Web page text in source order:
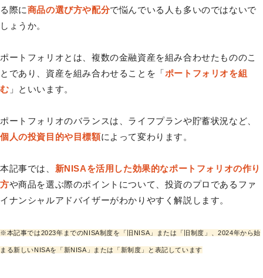
る際に商品の選び方や配分で悩んでいる人も多いのではないで
しょうか。
ポートフォリオとは、複数の金融資産を組み合わせたもののこ
とであり、資産を組み合わせることを「ポートフォリオを組
む 」といいます。
ポートフォリオのバランスは、ライフプランや貯蓄状況など、
個人の投資目的や目標額によって変わります。
本記事では、 新NISAを活用した効果的なポートフォリオの作り
方や商品を選ぶ際のポイントについて、投資のプロであるファ
イナンシャルアドバイザーがわかりやすく解説します。
※本記事では2023年までのNISA制度を「旧NISA」または「旧制度」、2024年から始
まる新しいNISAを「新NISA」または「新制度」と表記しています